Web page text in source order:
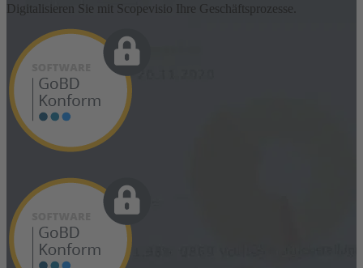
Digitalisieren Sie mit Scopevisio Ihre Geschäftsprozesse.